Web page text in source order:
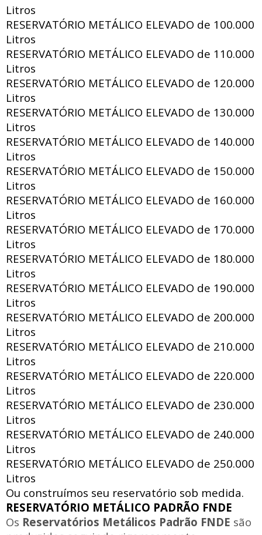
Litros
RESERVATÓRIO METÁLICO ELEVADO de 100.000
Litros
RESERVATÓRIO METÁLICO ELEVADO de 110.000
Litros
RESERVATÓRIO METÁLICO ELEVADO de 120.000
Litros
RESERVATÓRIO METÁLICO ELEVADO de 130.000
Litros
RESERVATÓRIO METÁLICO ELEVADO de 140.000
Litros
RESERVATÓRIO METÁLICO ELEVADO de 150.000
Litros
RESERVATÓRIO METÁLICO ELEVADO de 160.000
Litros
RESERVATÓRIO METÁLICO ELEVADO de 170.000
Litros
RESERVATÓRIO METÁLICO ELEVADO de 180.000
Litros
RESERVATÓRIO METÁLICO ELEVADO de 190.000
Litros
RESERVATÓRIO METÁLICO ELEVADO de 200.000
Litros
RESERVATÓRIO METÁLICO ELEVADO de 210.000
Litros
RESERVATÓRIO METÁLICO ELEVADO de 220.000
Litros
RESERVATÓRIO METÁLICO ELEVADO de 230.000
Litros
RESERVATÓRIO METÁLICO ELEVADO de 240.000
Litros
RESERVATÓRIO METÁLICO ELEVADO de 250.000
Litros
Ou construímos seu reservatório sob medida.
RESERVATÓRIO METÁLICO PADRÃO FNDE
Os Reservatórios Metálicos Padrão FNDE são